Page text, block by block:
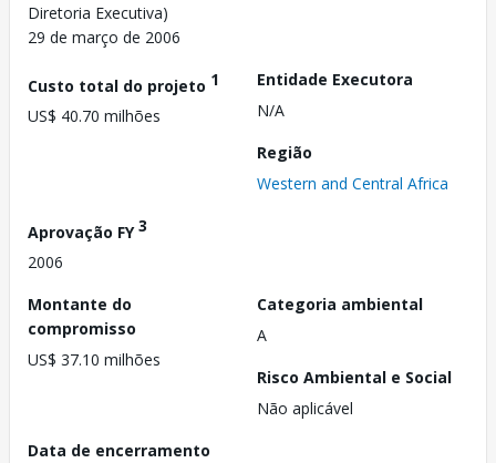
Diretoria Executiva)
29 de março de 2006
Custo total do projeto 1
US$ 40.70 milhões
Entidade Executora
N/A
Região
Western and Central Africa
Aprovação FY3
2006
Montante do
compromisso
US$ 37.10 milhões
Categoria ambiental
A
Risco Ambiental e Social
Não aplicável
Data de encerramento